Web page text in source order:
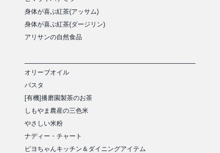
身体が喜ぶ紅茶(アッサム)
身体が喜ぶ紅茶(ダージリン)
アリサンの自然食品
オリーブオイル
パスタ
[有機]播磨園製茶のお茶
しもやま農産の三色米
やさしい米粉
ナディー・チャート
ピヨちゃんキッチン＆ダイニングアイテム